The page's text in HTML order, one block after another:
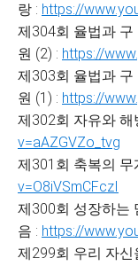
랑 : https://
제304회 율법과 구
원 (2) : https://
제303회 율법과 구
원 (1) : https://
제302회 자유와 해
v=aAZGVZo_tvg
제301회 축복의 무
v=O8iVSmCFczI
제300회 성장하는
음 : https://
제299회 우리 자신